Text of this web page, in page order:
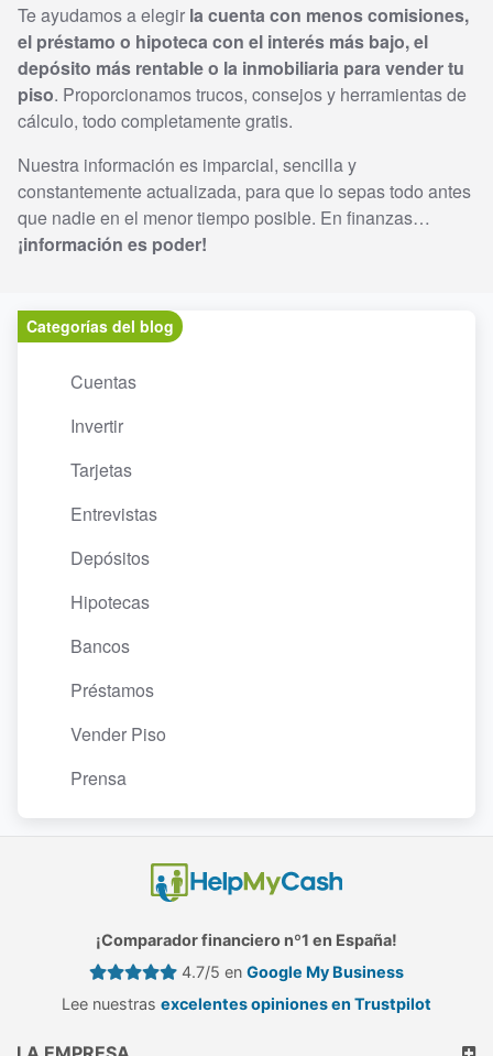
Te ayudamos a elegir la cuenta con menos comisiones,
el préstamo o hipoteca con el interés más bajo, el
depósito más rentable o la inmobiliaria para vender tu
piso. Proporcionamos trucos, consejos y herramientas de
cálculo, todo completamente gratis.
Nuestra información es imparcial, sencilla y
constantemente actualizada, para que lo sepas todo antes
que nadie en el menor tiempo posible. En finanzas…
¡información es poder!
Categorías del blog
Cuentas
Invertir
Tarjetas
Entrevistas
Depósitos
Hipotecas
Bancos
Préstamos
Vender Piso
Prensa
¡Comparador financiero nº1 en España!
4.7/5 en Google My Business
Lee nuestras excelentes opiniones en Trustpilot